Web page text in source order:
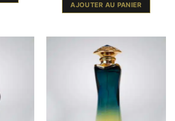
AJOUTER AU PANIER